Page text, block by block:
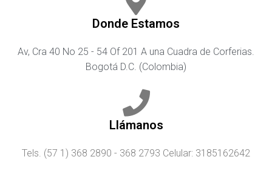
Donde Estamos
Av, Cra 40 No 25 - 54 Of 201 A una Cuadra de Corferias.
Bogotá D.C. (Colombia)
Llámanos
Tels. (57 1) 368 2890 - 368 2793 Celular: 3185162642